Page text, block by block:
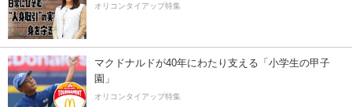
オリコンタイアップ特集
マクドナルドが40年にわたり支える「小学生の甲子
園」
オリコンタイアップ特集